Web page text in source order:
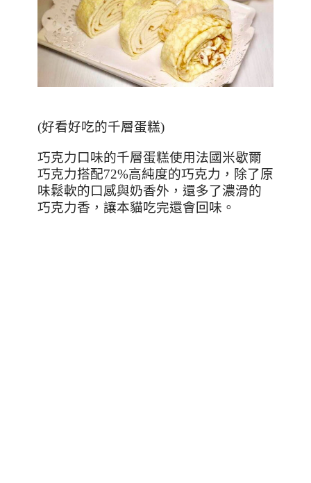
(好看好吃的千層蛋糕)
巧克力口味的千層蛋糕使用法國米歇爾
巧克力搭配72%高純度的巧克力，除了原
味鬆軟的口感與奶香外，還多了濃滑的
巧克力香，讓本貓吃完還會回味。